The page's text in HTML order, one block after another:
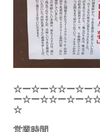
☆ー☆ー☆☆ー☆ー
ー☆ー☆☆ー☆ー
☆